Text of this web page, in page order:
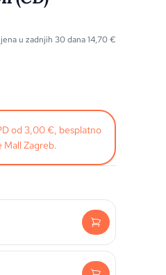
u zadnjih 30 dana14,70€
od 3,00 €, besplatno
Zagreb.